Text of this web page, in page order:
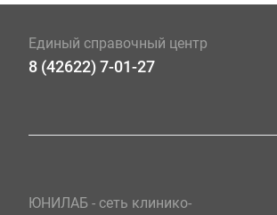
Единый справочный центр
8 (42622) 7-01-27
ЮНИЛАБ - сеть клинико-